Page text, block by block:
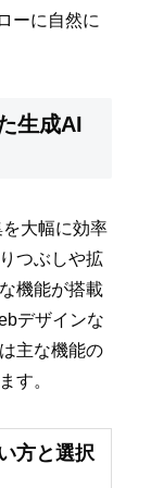
ーに自然に
生成AI
大幅に効率
つぶしや拡
機能が搭載
デザインな
主な機能の
す。
方と選択